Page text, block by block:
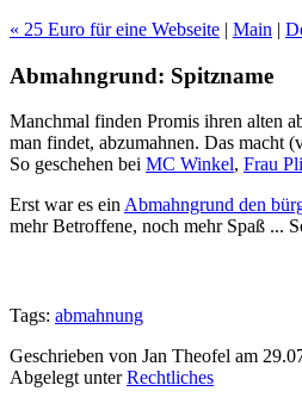
« 25 Euro für eine Webseite | Main |
Abmahngrund: Spitzname
Manchmal finden Promis ihren alten
man findet, abzumahnen. Das macht
So geschehen bei MC Winkel, Frau
Erst war es einAbmahngrund den
mehr Betroffene, noch mehr Spaß ...
Tags: abmahnung
Geschrieben von Jan Theofel am
Abgelegt unterRechtliches